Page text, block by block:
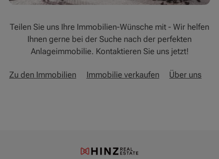
Teilen Sie uns Ihre Immobilien-Wünsche mit - Wir helfen
Ihnen gerne bei der Suche nach der perfekten
Anlageimmobilie. Kontaktieren Sie uns jetzt!
Zu den Immobilien Immobilie verkaufen Über uns